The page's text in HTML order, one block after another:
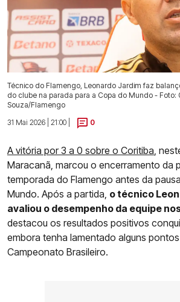
Técnico do Flamengo, Leonardo Jardim faz
do clube na parada para a Copa do Mundo - Foto:
Souza/Flamengo
31 Mai 2026 | 21:00 |
0
A vitória por 3 a 0 sobre o Coritiba ,
Maracanã, marcou o encerramento da
temporada do Flamengo antes da
Mundo. Após a partida, o técnico
avaliou o desempenho da equipe
destacou os resultados positivos
embora tenha lamentado alguns
Campeonato Brasileiro.